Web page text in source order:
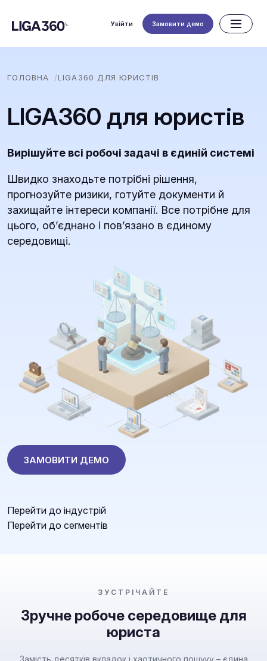
Увійти Замовити демо
ГОЛОВНА LIGA360 ДЛЯ ЮРИСТІВ
LIGA360 для юристів
Вирішуйте всі робочі задачі в єдиній системі
Швидко знаходьте потрібні рішення,
прогнозуйте ризики, готуйте документи й
захищайте інтереси компанії. Все потрібне для
цього, обʼєднано і повʼязано в єдиному
середовищі.
ЗАМОВИТИ ДЕМО
Перейти до індустрій
Перейти до сегментів
ЗУСТРІЧАЙТЕ
Зручне робоче середовище для
юриста